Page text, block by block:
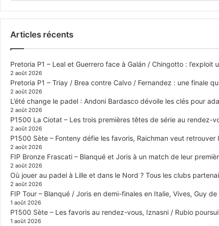
Articles récents
Pretoria P1 – Leal et Guerrero face à Galán / Chingotto : l’exploit
2 août 2026
Pretoria P1 – Triay / Brea contre Calvo / Fernandez : une finale
2 août 2026
L’été change le padel : Andoni Bardasco dévoile les clés pour
2 août 2026
P1500 La Ciotat – Les trois premières têtes de série au rendez-
2 août 2026
P1500 Sète – Fonteny défie les favoris, Raichman veut
2 août 2026
FIP Bronze Frascati – Blanqué et Joris à un match de leur
2 août 2026
Où jouer au padel à Lille et dans le Nord ? Tous les clubs
2 août 2026
FIP Tour – Blanqué / Joris en demi-finales en Italie, Vives, Guy
1 août 2026
P1500 Sète – Les favoris au rendez-vous, Iznasni / Rubio
1 août 2026